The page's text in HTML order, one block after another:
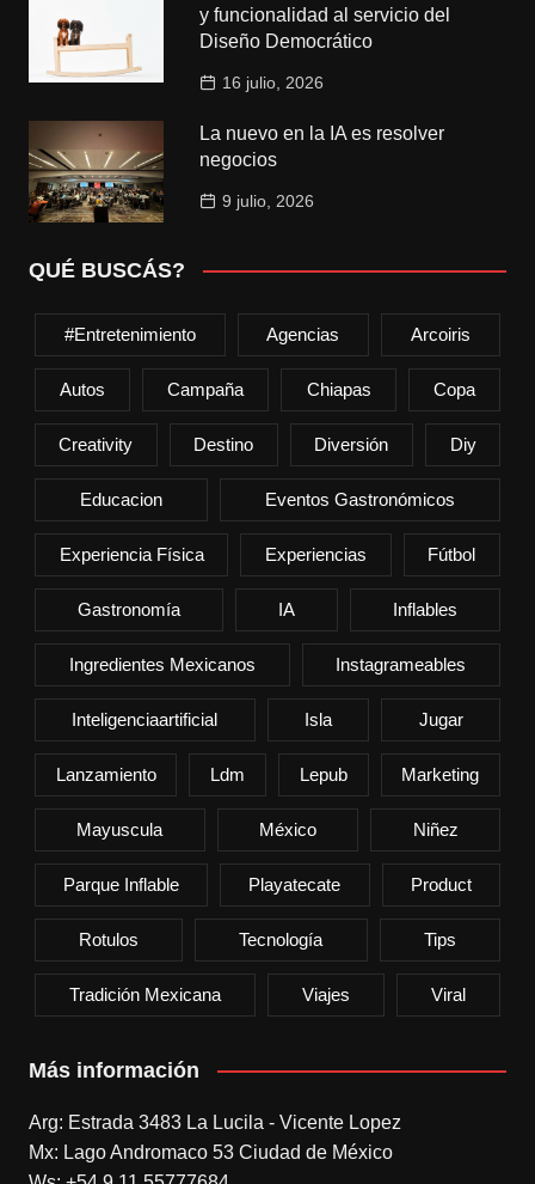
y funcionalidad al servicio del
Diseño Democrático
16 julio, 2026
La nuevo en la IA es resolver
negocios
9 julio, 2026
QUÉ BUSCÁS?
#entretenimiento Agencias Arcoiris
Autos Campaña Chiapas Copa
Creativity Destino Diversión Diy
Educacion Eventos Gastronómicos
Experiencia Física Experiencias Fútbol
Gastronomía IA Inflables
Ingredientes Mexicanos Instagrameables
Inteligenciaartificial Isla Jugar
Lanzamiento Ldm Lepub Marketing
Mayuscula México Niñez
Parque Inflable Playatecate Product
Rotulos Tecnología Tips
Tradición Mexicana Viajes Viral
Más información
Arg: Estrada 3483 La Lucila - Vicente Lopez
Mx: Lago Andromaco 53 Ciudad de México